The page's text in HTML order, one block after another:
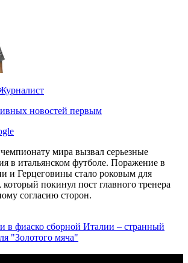
новостей первым
мира вызвал серьезные
в итальянском футболе. Поражение в
и Герцеговины стало роковым для
покинул пост главного тренера
согласию сторон.
в фиаско сборной Италии – странный
"Золотого мяча"